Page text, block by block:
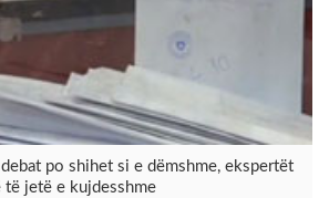
po shihet si e dëmshme, ekspertët
jetë e kujdesshme